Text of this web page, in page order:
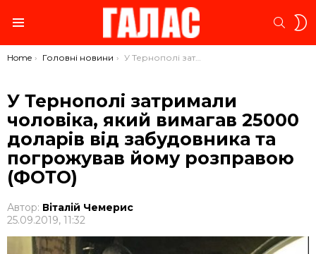
You are here:
Home Головні новини У Тернополі затримали чоловіка, який вимагав 25000 доларів від забудовника та погрожував йому розправою (ФОТО)
У Тернополі затримали
чоловіка, який вимагав 25000
доларів від забудовника та
погрожував йому розправою
(ФОТО)
Автор: Віталій Чемерис
25.09.2019, 11:32